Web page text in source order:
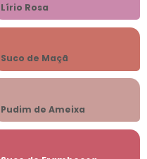
Lírio Rosa
Suco de Maçã
Pudim de Ameixa